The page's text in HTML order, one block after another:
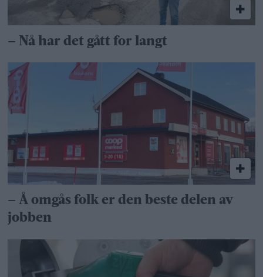
– Nå har det gått for langt
– Å omgås folk er den beste delen av
jobben